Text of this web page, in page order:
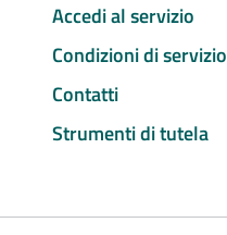
Accedi al servizio
Condizioni di servizio
Contatti
Strumenti di tutela